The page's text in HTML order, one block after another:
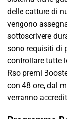
delle catture di
vengono
sottoscrivere
sono requisiti di
controllare tutte
Rso premi
con 48 ore, dal
verranno